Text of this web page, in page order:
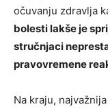
očuvanju zdravlja
bolesti lakše je
stručnjaci
pravovremene
Na kraju,